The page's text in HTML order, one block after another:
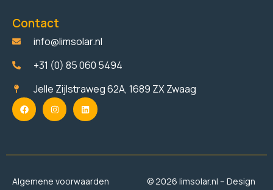
Contact
info@limsolar.nl
+31 (0) 85 060 5494​
Jelle Zijlstraweg 62A, 1689 ZX Zwaag
© 2026 limsolar.nl – Design
Algemene voorwaarden